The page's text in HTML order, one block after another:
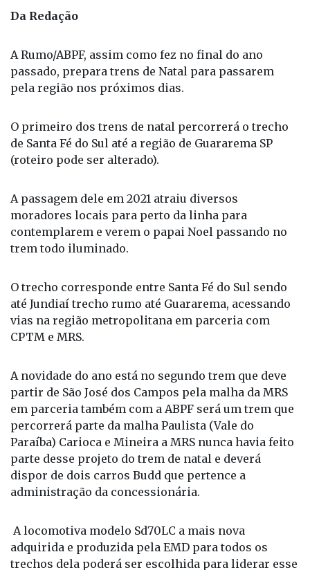
A Rumo/ABPF, assim como fez no final do ano
passado, prepara trens de Natal para passarem
O primeiro dos trens de natal percorrerá o trecho
de Santa Fé do Sul até a região de Guararema SP
A passagem dele em 2021 atraiu diversos
moradores locais para perto da linha para
contemplarem e verem o papai Noel passando no
O trecho corresponde entre Santa Fé do Sul sendo
até Jundiaí trecho rumo até Guararema, acessando
vias na região metropolitana em parceria com
A novidade do ano está no segundo trem que deve
partir de São José dos Campos pela malha da MRS
em parceria também com a ABPF será um trem que
percorrerá parte da malha Paulista (Vale do
Paraíba) Carioca e Mineira a MRS nunca havia feito
parte desse projeto do trem de natal e deverá
dispor de dois carros Budd que pertence a
A locomotiva modelo Sd70LC a mais nova
adquirida e produzida pela EMD para todos os